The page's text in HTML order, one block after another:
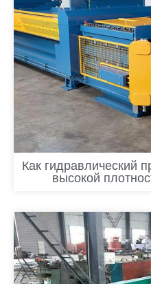
Как гидравлический
высокой